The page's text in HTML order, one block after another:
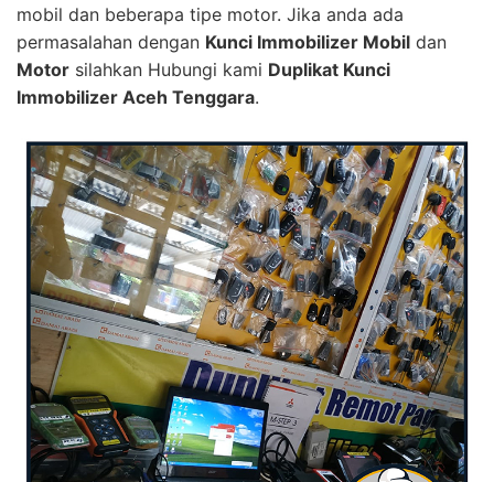
mobil dan beberapa tipe motor. Jika anda ada
permasalahan dengan Kunci Immobilizer Mobil dan
Motor silahkan Hubungi kami Duplikat Kunci
Immobilizer Aceh Tenggara.